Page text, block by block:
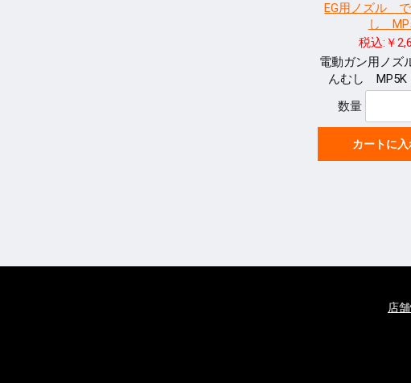
EG用ノズル
し
税込:￥
電動ガン用ノ
んむし
数量
カートに入
店